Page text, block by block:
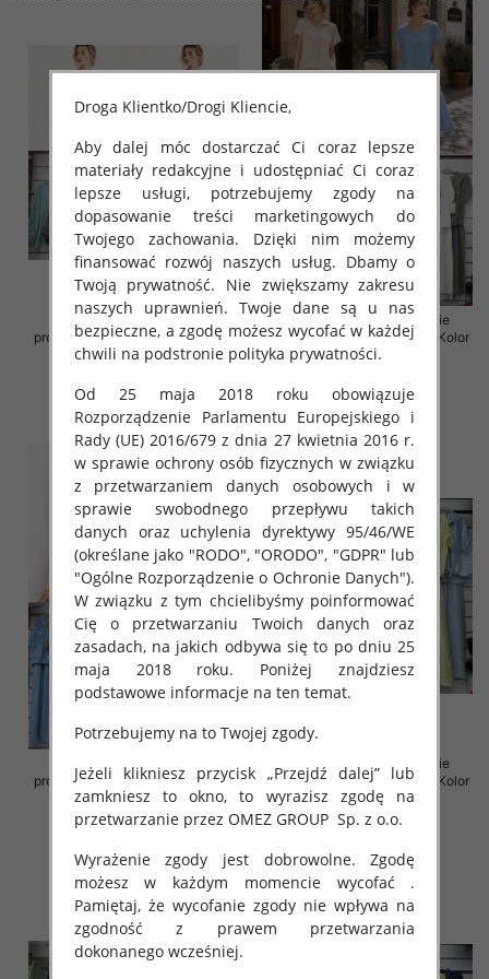
Komplet damskie (Włoskie
produkt) Roz Standard, Mix Kolor
Paczka 5 szt
36.00 zł
szczegóły
Komplet damskie (Włoskie
produkt) Roz Standard, Mix Kolor
Paczka 5 szt
54.00 zł
szczegóły
produkt) Roz Standard, Mix Kolor
Paczka 5 szt
55.00 zł
szczegóły
Komplet damskie (Włoskie
produkt) Roz Standard, Mix Kolor
Paczka 5 szt
65.00 zł
szczegóły
Droga Klientko/Drogi Kliencie,
Aby dalej móc dostarczać Ci coraz lepsze
materiały redakcyjne i udostępniać Ci coraz
lepsze usługi, potrzebujemy zgody na
dopasowanie treści marketingowych do
Twojego zachowania. Dzięki nim możemy
finansować rozwój naszych usług. Dbamy o
Twoją prywatność. Nie zwiększamy zakresu
naszych uprawnień. Twoje dane są u nas
bezpieczne, a zgodę możesz wycofać w każdej
chwili na podstronie polityka prywatności.
Od 25 maja 2018 roku obowiązuje
Rozporządzenie Parlamentu Europejskiego i
Rady (UE) 2016/679 z dnia 27 kwietnia 2016 r.
w sprawie ochrony osób fizycznych w związku
z przetwarzaniem danych osobowych i w
sprawie swobodnego przepływu takich
danych oraz uchylenia dyrektywy 95/46/WE
(określane jako "RODO", "ORODO", "GDPR" lub
"Ogólne Rozporządzenie o Ochronie Danych").
W związku z tym chcielibyśmy poinformować
Cię o przetwarzaniu Twoich danych oraz
zasadach, na jakich odbywa się to po dniu 25
maja 2018 roku. Poniżej znajdziesz
podstawowe informacje na ten temat.
Potrzebujemy na to Twojej zgody.
Jeżeli klikniesz przycisk „Przejdź dalej” lub
zamkniesz to okno, to wyrazisz zgodę na
przetwarzanie przez OMEZ GROUP Sp. z o.o.
Wyrażenie zgody jest dobrowolne. Zgodę
możesz w każdym momencie wycofać .
Pamiętaj, że wycofanie zgody nie wpływa na
zgodność z prawem przetwarzania
dokonanego wcześniej.